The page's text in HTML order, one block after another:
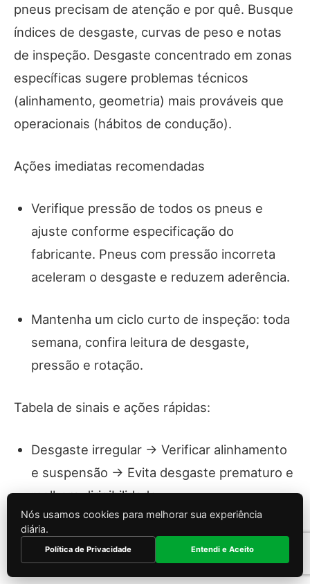
pneus precisam de atenção e por quê. Busque
índices de desgaste, curvas de peso e notas
de inspeção. Desgaste concentrado em zonas
específicas sugere problemas técnicos
(alinhamento, geometria) mais prováveis que
operacionais (hábitos de condução).
Ações imediatas recomendadas
Verifique pressão de todos os pneus e
ajuste conforme especificação do
fabricante. Pneus com pressão incorreta
aceleram o desgaste e reduzem aderência.
Mantenha um ciclo curto de inspeção: toda
semana, confira leitura de desgaste,
pressão e rotação.
Tabela de sinais e ações rápidas:
Desgaste irregular → Verificar alinhamento
e suspensão → Evita desgaste prematuro e
melhora dirigibilidade
Desgaste central → Checar pressão → Evita
consumo extra e superaquecimento
Nós usamos cookies para melhorar sua experiência
diária.
Política de Privacidade Entendi e Aceito